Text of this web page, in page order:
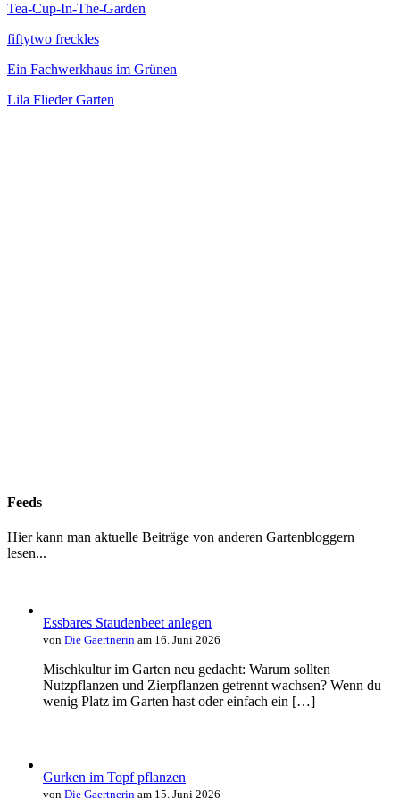
Tea-Cup-In-The-Garden
fiftytwo freckles
Ein Fachwerkhaus im Grünen
Lila Flieder Garten
Feeds
Hier kann man aktuelle Beiträge von anderen Gartenbloggern
lesen...
Essbares Staudenbeet anlegen
von Die Gaertnerin am 16. Juni 2026
Mischkultur im Garten neu gedacht: Warum sollten
Nutzpflanzen und Zierpflanzen getrennt wachsen? Wenn du
wenig Platz im Garten hast oder einfach ein […]
Gurken im Topf pflanzen
von Die Gaertnerin am 15. Juni 2026